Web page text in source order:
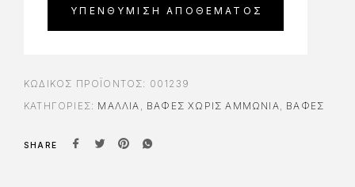
ΚΩΔΙΚΌΣ ΠΡΟΪΌΝΤΟΣ: 001239
ΚΑΤΗΓΟΡΊΕΣ: ΜΑΛΛΙΑ ΒΑΦΈΣ ΧΩΡΊΣ ΑΜΜΩΝΊΑ ΒΑΦΈΣ
SHARE